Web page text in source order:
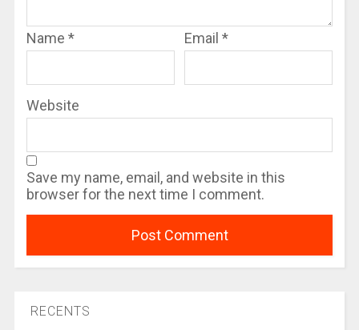
Name * Email *
Website
Save my name, email, and website in this
browser for the next time I comment.
RECENTS